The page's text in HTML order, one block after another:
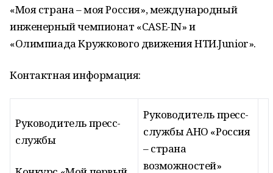
«Моя страна – моя Россия», международный
инженерный чемпионат «CASE-IN» и
«Олимпиада Кружкового движения НТИ.Junior».
Контактная информация:
Руководитель пресс-
службы
Руководитель пресс-
службы АНО «Россия
– страна
возможностей»